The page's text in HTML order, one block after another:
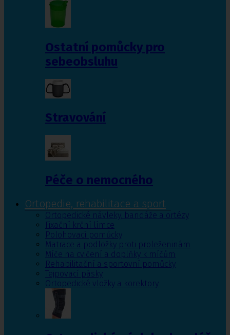
Ostatní pomůcky pro
sebeobsluhu
Stravování
Péče o nemocného
Ortopedie, rehabilitace a sport
Ortopedické návleky, bandáže a ortézy
Fixační krční límce
Polohovací pomůcky
Matrace a podložky proti proleženinám
Míče na cvičení a doplňky k míčům
Rehabilitační a sportovní pomůcky
Tejpovací pásky
Ortopedické vložky a korektory